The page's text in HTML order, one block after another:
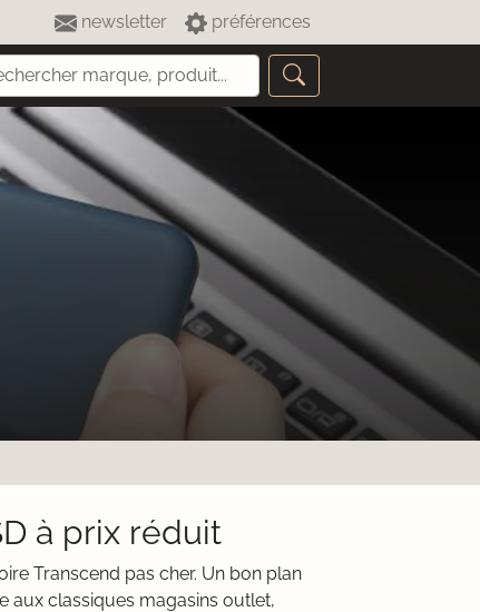
newsletter préférences
à prix réduit
Transcend pas cher. Un bon plan
aux classiques magasins outlet,